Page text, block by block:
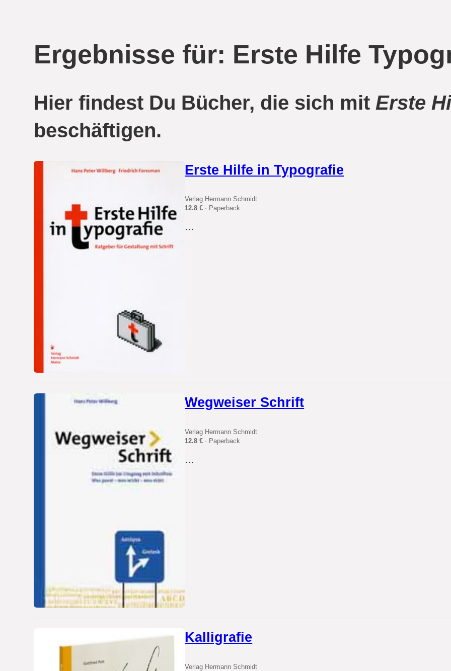
Ergebnisse für: Erste Hilfe
Hier findest Du Bücher, die sich mit Erste
beschäftigen.
Erste Hilfe in Typografie
Verlag Hermann Schmidt
12.8 € · Paperback
...
Wegweiser Schrift
Verlag Hermann Schmidt
12.8 € · Paperback
...
Kalligrafie
Verlag Hermann Schmidt